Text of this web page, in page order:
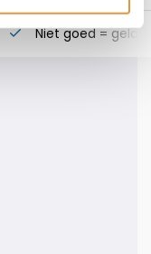
Niet goed = geld